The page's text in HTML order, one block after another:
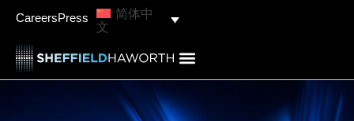
CareersPress
简体中
文